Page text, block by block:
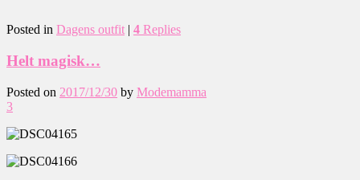
Posted in Dagens outfit | 4 Replies
Helt magisk…
Posted on 2017/12/30 by Modemamma
3